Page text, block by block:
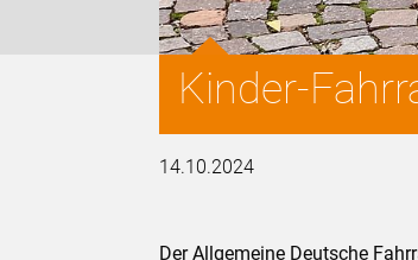
Kinder-
14.10.2024
Der Allgemeine Deutsche